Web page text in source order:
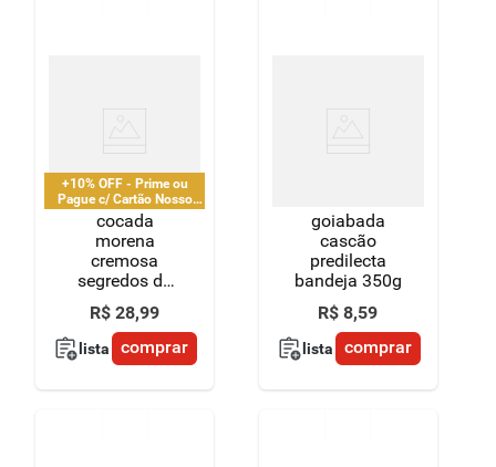
+10% OFF - Prime ou
Pague c/ Cartão Nosso
Pay
cocada
morena
cremosa
segredos da
fazenda 500g
R$ 28,99
lista comprar
goiabada
cascão
predilecta
bandeja 350g
R$ 8,59
lista comprar